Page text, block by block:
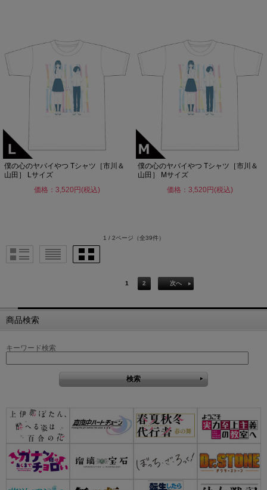
僕の心のヤバイやつ Tシャツ［市川＆
山田］ Lサイズ
価格：3,520円(税込)
僕の心のヤバイやつ Tシャツ［市川＆
山田］ Mサイズ
価格：3,520円(税込)
1 / 2ページ （全39件）
1 2 次へ
商品検索
キーワード検索